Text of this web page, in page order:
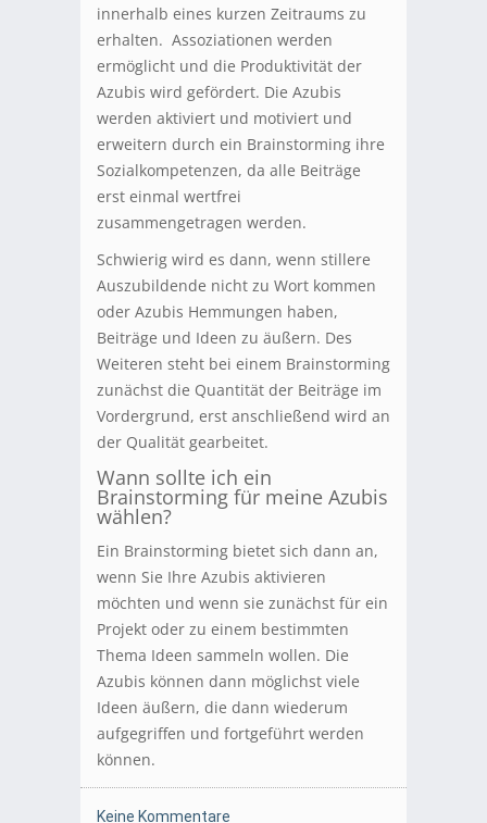
innerhalb eines kurzen Zeitraums zu
erhalten. Assoziationen werden
ermöglicht und die Produktivität der
Azubis wird gefördert. Die Azubis
werden aktiviert und motiviert und
erweitern durch ein Brainstorming ihre
Sozialkompetenzen, da alle Beiträge
erst einmal wertfrei
zusammengetragen werden.
Schwierig wird es dann, wenn stillere
Auszubildende nicht zu Wort kommen
oder Azubis Hemmungen haben,
Beiträge und Ideen zu äußern. Des
Weiteren steht bei einem Brainstorming
zunächst die Quantität der Beiträge im
Vordergrund, erst anschließend wird an
der Qualität gearbeitet.
Wann sollte ich ein
Brainstorming für meine Azubis
wählen?
Ein Brainstorming bietet sich dann an,
wenn Sie Ihre Azubis aktivieren
möchten und wenn sie zunächst für ein
Projekt oder zu einem bestimmten
Thema Ideen sammeln wollen. Die
Azubis können dann möglichst viele
Ideen äußern, die dann wiederum
aufgegriffen und fortgeführt werden
können.
Keine Kommentare